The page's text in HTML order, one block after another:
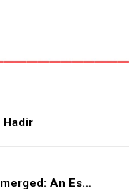
Hadir
An Es…